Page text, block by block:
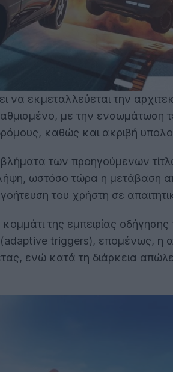
να εκμεταλλεύεται την
με την ενσωμάτωση
καθώς και ακριβή
των προηγούμενων
ωστόσο τώρα η μετάβαση
του χρήστη σε
της εμπειρίας
triggers), επομένως, η
ενώ κατά τη διάρκεια